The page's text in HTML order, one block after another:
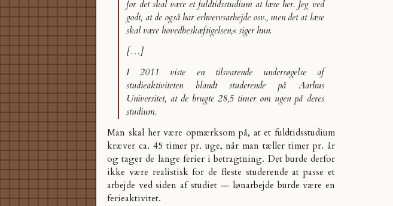
for det skal være et fuldtidsstudium at læse her. Jeg ved
godt, at de også har erhvervsarbejde osv., men det at læse
skal være hovedbeskæftigelsen,« siger hun.
[…]
I 2011 viste en tilsvarende undersøgelse af
studieaktiviteten blandt studerende på Aarhus
Universitet, at de brugte 28,5 timer om ugen på deres
studium.
Man skal her være opmærksom på, at et fuldtidsstudium
kræver ca. 45 timer pr. uge, når man tæller timer pr. år
og tager de lange ferier i betragtning. Det burde derfor
ikke være realistisk for de fleste studerende at passe et
arbejde ved siden af studiet — lønarbejde burde være en
ferieaktivitet.